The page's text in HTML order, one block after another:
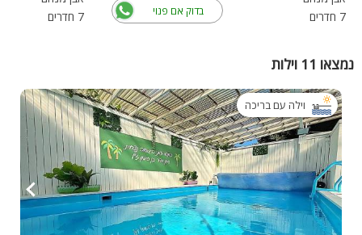
7 חדרים
בדוק אם פנוי
7 חדרים
נמצאו 11 וילות
וילה עם בריכה